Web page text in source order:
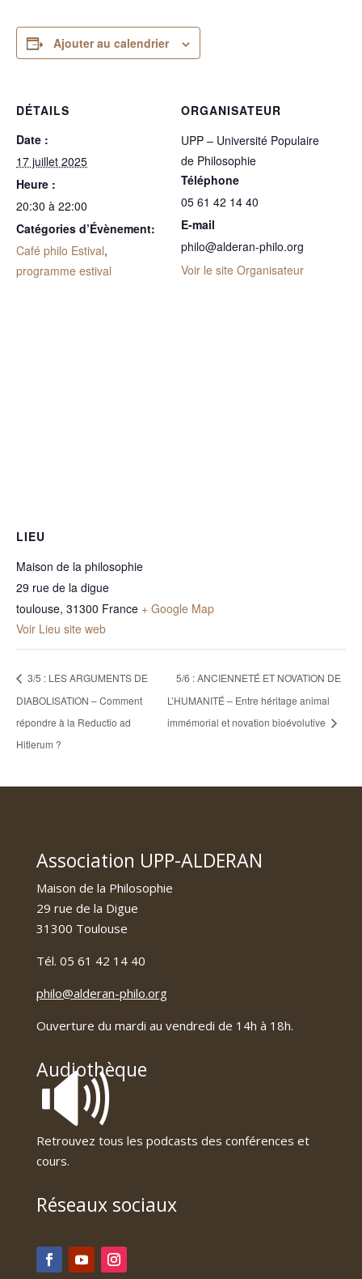
Ajouter au calendrier
DÉTAILS
Date :
17 juillet 2025
Heure :
20:30 à 22:00
Catégories d’Évènement:
Café philo Estival,
programme estival
ORGANISATEUR
UPP – Université Populaire
de Philosophie
Téléphone
05 61 42 14 40
E-mail
philo@alderan-philo.org
Voir le site Organisateur
LIEU
Maison de la philosophie
29 rue de la digue
toulouse, 31300 France + Google Map
Voir Lieu site web
3/5 : LES ARGUMENTS DE
DIABOLISATION – Comment
répondre à la Reductio ad
Hitlerum ?
5/6 : ANCIENNETÉ ET NOVATION DE
L’HUMANITÉ – Entre héritage animal
immémorial et novation bioévolutive
Association UPP-ALDERAN
Maison de la Philosophie
29 rue de la Digue
31300 Toulouse
Tél. 05 61 42 14 40
philo@alderan-philo.org
Ouverture du mardi au vendredi de 14h à 18h.
Audiothèque
🔊
Retrouvez tous les podcasts des conférences et
cours.
Réseaux sociaux